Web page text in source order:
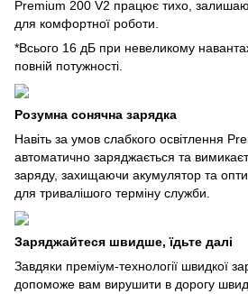
Premium 200 V2 працює тихо,
для комфортної роботи.
*Всього 16 дБ при невеликому
повній потужності.
Розумна сонячна зарядка
Навіть за умов слабкого освітлення
автоматично заряджається та
заряду, захищаючи акумулятор та
для тривалішого терміну служби.
Заряджайтеся швидше, їдьте далі
Завдяки преміум-технології швидкої
допоможе вам вирушити в дорогу